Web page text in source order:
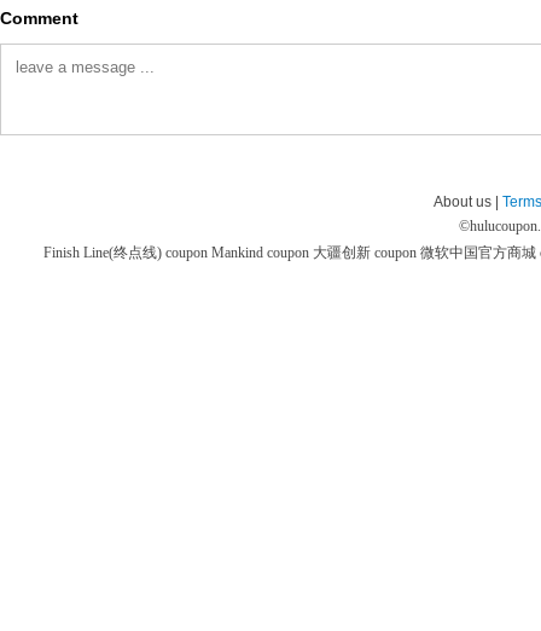
Comment
About us |
©
Finish Line(终点线) coupon Mankind coupon 大疆创新 coupon 微软中国官方商城